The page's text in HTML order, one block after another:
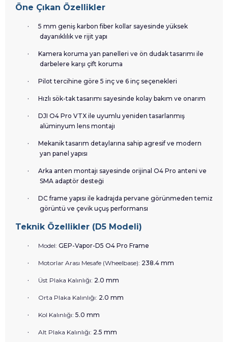
Öne Çıkan Özellikler
·
5 mm geniş karbon fiber kollar sayesinde yüksek
dayanıklılık ve rijit yapı
·
Kamera koruma yan panelleri ve ön dudak tasarımı ile
darbelere karşı çift koruma
· Pilot tercihine göre 5 inç ve 6 inç seçenekleri
· Hızlı sök-tak tasarımı sayesinde kolay bakım ve onarım
·
DJI O4 Pro VTX ile uyumlu yeniden tasarlanmış
alüminyum lens montajı
·
Mekanik tasarım detaylarına sahip agresif ve modern
yan panel yapısı
·
Arka anten montajı sayesinde orijinal O4 Pro anteni ve
SMA adaptör desteği
·
DC frame yapısı ile kadrajda pervane görünmeden temiz
görüntü ve çevik uçuş performansı
Teknik Özellikler (D5 Modeli)
· Model: GEP-Vapor-D5 O4 Pro Frame
· Motorlar Arası Mesafe (Wheelbase): 238.4 mm
· Üst Plaka Kalınlığı: 2.0 mm
· Orta Plaka Kalınlığı: 2.0 mm
· Kol Kalınlığı: 5.0 mm
· Alt Plaka Kalınlığı: 2.5 mm